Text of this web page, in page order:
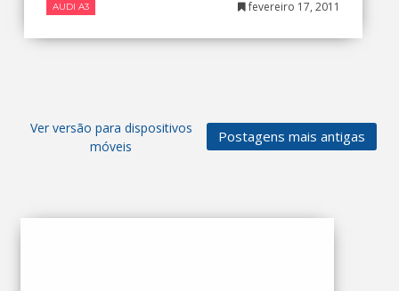
AUDI A3 fevereiro 17, 2011
Postagens mais antigas
Ver versão para dispositivos
móveis